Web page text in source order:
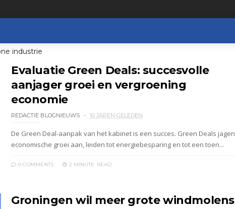
industrie
Evaluatie Green Deals: succesvolle
aanjager groei en vergroening
economie
REDACTIE BLOGNIEUWS 10 JAREN GELEDEN
De Green Deal-aanpak van het kabinet is een succes. Green Deals jagen
economische groei aan, leiden tot energiebesparing en tot een toen...
0 COMMENTS 2 MINUTE READ
Groningen wil meer grote windmolens